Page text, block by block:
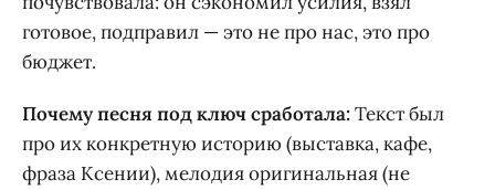
готовое, подправил — это не про нас, это про
бюджет.
Почему песня под ключ сработала:Текст был
про их конкретную историю (выставка, кафе,
фраза Ксении), мелодия оригинальная (не